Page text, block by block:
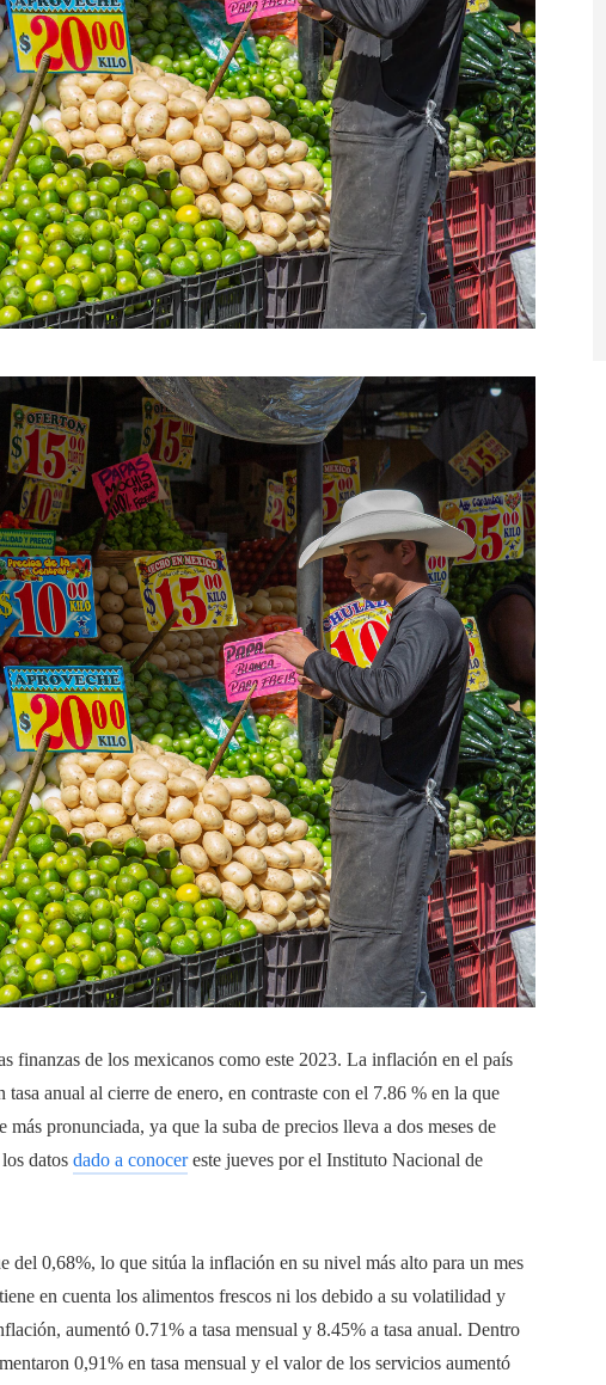
finanzas de los mexicanos como este 2023. La inflación en el país
anual al cierre de enero, en contraste con el 7.86 % en la que
pronunciada, ya que la suba de precios lleva a dos meses de
datos dado a conocereste jueves por el Instituto Nacional de
del 0,68%, lo que sitúa la inflación en su nivel más alto para un mes
en cuenta los alimentos frescos ni los debido a su volatilidad y
aumentó 0.71% a tasa mensual y 8.45% a tasa anual. Dentro
0,91% en tasa mensual y el valor de los servicios aumentó